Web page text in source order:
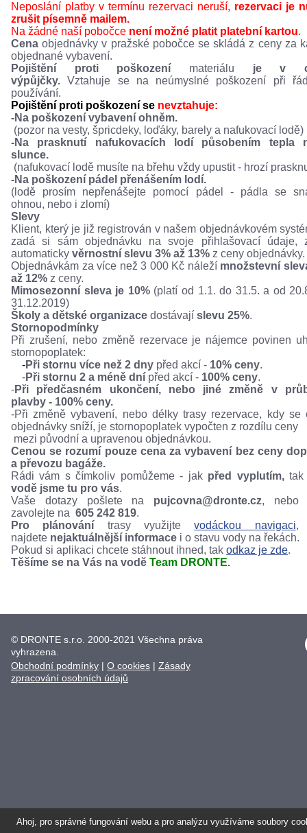
Neposlání platby v termínu rezervaci neruší, rezervaci je
zrušit písemně mailem.
Na žádné naší pobočce není možné platit platební kartou.
Cena objednávky v pražské pobočce se skládá z ceny za
objednané vybavení.
Pojištění proti poškození materiálu je v
výpůjčky.Vztahuje se na neúmyslné poškození při
používání.
Pojištění proti poškození se nevztahuje:
-Na poškození vybavení ohněm.
(pozor na vesty, špricdeky, loďáky, barely a nafukovací lodě)
-Na prasknutí nafukovacích lodí působením tepla
slunce.
(nafukovací lodě musíte na břehu vždy upustit - hrozí
-Na poškození pádel přenášením lodí.
(lodě prosím nepřenášejte pomocí pádel - pádla se
ohnou, nebo i zlomí)
Slevy
Klient, který je již registrován v našem objednávkovém
zadá si sám objednávku na svoje přihlašovací údaje,
automaticky věrnostní slevu 3% až 13% z ceny objednávky.
Objednávkám za více než 3 000 Kč náležímnožstevní
až 12% z ceny.
Mimosezonní sleva je 10%(platí od 1.1. do 31.5. a od
31.12.2019)
Školy a dětské organizace dostávají slevu 25%.
Stornopodmínky
Při zrušení, nebo změně rezervace je nájemce povinen
stornopoplatek:
-Při stornu více než 2 dny před akcí - 10% ceny.
-Při stornu 2 a méně dní před akcí - 100% ceny.
-Při předčasném ukončení, nebo jiné změně v
plavby - 100% ceny.
-Při změně vybavení, nebo délky trasy rezervace, kdy se
objednávky sníží, je stornopoplatek vypočten z rozdílu
mezi původní a upravenou objednávkou.
Cenou se rozumí pouze cena za vybavení bez ceny
a převozu bagáže.
Rádi vám s čímkoliv pomůžeme - jak před vyplutím,
vodě jsme tu pro vás.
Vaše dotazy pošlete na pujcovna@dronte.cz, nebo
zavolejte na 605 242 819.
Pro plánování trasy využijtevodáckou navigaci,
najdete nejaktuálnější informace i o stavu vody na řekách.
Pokud si aplikaci chcete stáhnout ihned, tak odkaz je zde.
Těšíme se na Vás na vodě Team DRONTE.
© DRONTE s.r.o. 2000-2021 Všechna práva
vyhrazena.
Obchodní podmínky | O cookies | Zásady
zpracování osobních údajů
Ahoj, pro správné fungování webu a pro analýzu využíváme soubory